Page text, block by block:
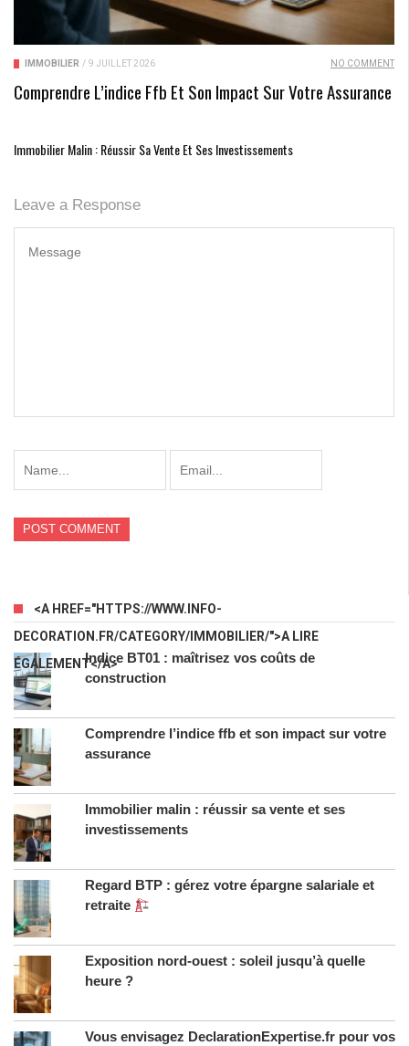
IMMOBILIER / 9 JUILLET 2026 NO COMMENT
Comprendre L’indice Ffb Et Son Impact Sur Votre Assurance
Immobilier Malin : Réussir Sa Vente Et Ses Investissements
Leave a Response
<A HREF="HTTPS://WWW.INFO-
DECORATION.FR/CATEGORY/IMMOBILIER/">A LIRE
ÉGALEMENT</A>Indice BT01 : maîtrisez vos coûts de
construction
Comprendre l’indice ffb et son impact sur votre
assurance
Immobilier malin : réussir sa vente et ses
investissements
Regard BTP : gérez votre épargne salariale et
retraite
Exposition nord-ouest : soleil jusqu’à quelle
heure ?
Vous envisagez DeclarationExpertise.fr pour vos